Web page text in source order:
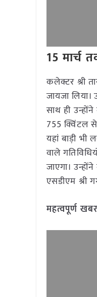
15 मार्च
कलेक्टर श्री
जायजा
साथ ही
755 क्विंटल
यहां बाड़ी भी
वाले
जाएगा।
एसडीएम श्री
महत्वपूर्ण